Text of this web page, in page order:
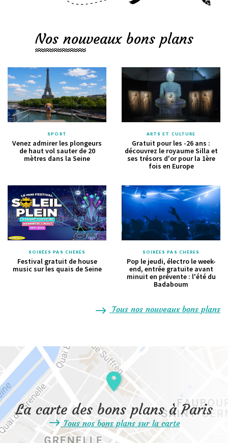
Nos nouveaux bons plans
SPORT
Venez admirer les plongeurs
de haut vol sauter de 20
mètres dans la Seine
ARTS ET CULTURE
Gratuit pour les -26 ans :
découvrez le royaume Silla et
ses trésors d'or pour la 1ère
fois en Europe
SOIRÉES PAS CHÈRES
Festival gratuit de house
music sur les quais de Seine
SOIRÉES PAS CHÈRES
Pop le jeudi, électro le week-
end, entrée gratuite avant
minuit en prévente : l'été du
Badaboum
Tous nos nouveaux bons plans
La carte des bons plans à Paris
Tous nos bons plans sur la carte